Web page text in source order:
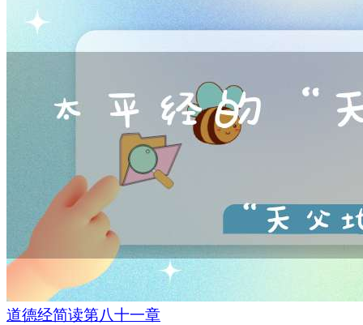
道德经简读第八十一章